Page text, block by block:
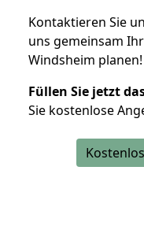
Kontaktieren Sie
uns gemeinsam
Windsheim planen!
Füllen Sie jetzt
Sie kostenlose